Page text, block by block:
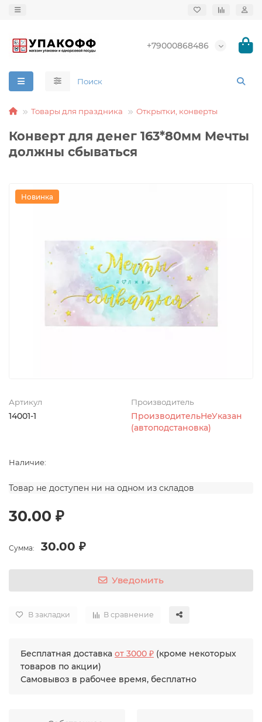
+79000868486
Товары для праздника Открытки, конверты
Конверт для денег 163*80мм Мечты
должны сбываться
Новинка
Артикул
14001-1
Производитель
ПроизводительНеУказан
(автоподстановка)
Наличие:
Товар не доступен ни на одном из складов
30.00 ₽
Сумма: 30.00 ₽
Уведомить
В закладки В сравнение
Бесплатная доставка от 3000 ₽ (кроме некоторых
товаров по акции)
Самовывоз в рабочее время, бесплатно